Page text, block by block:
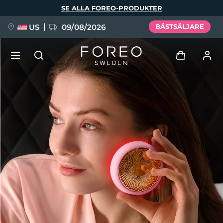
SE ALLA FOREO-PRODUKTER
US 09/08/2026 BÄSTSÄLJARE
Logga in
Användarprofil
Mina enheter
Mina beställningar
Mina adresser
Mina prenumerationer
FAQ™ Pure Beauty-Tech Elixir
BREAKING NEWS
issa™ Teeth Whitening Set
Deutsch
Español
Français
Italiano
Português
Polski
Svenska
Русский
Türkçe
简体中文 繁體中文